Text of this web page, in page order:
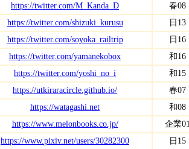
https://twitter.com/M_Kanda_D
春08
https://twitter.com/shizuki_kurusu
日13
https://twitter.com/soyoka_railtrip
日16
https://twitter.com/yamanekobox
和16
https://twitter.com/yoshi_no_i
和15
https://utkiraracircle.github.io/
春07
https://watagashi.net
和08
https://www.melonbooks.co.jp/
企業01
https://www.pixiv.net/users/30282300 日15